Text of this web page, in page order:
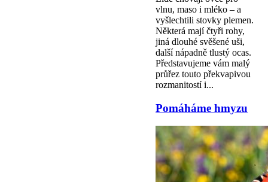
vlnu, maso i mléko – a
vyšlechtili stovky plemen.
Některá mají čtyři rohy,
jiná dlouhé svěšené uši,
další nápadně tlustý ocas.
Představujeme vám malý
průřez touto překvapivou
rozmanitostí i...
Pomáháme hmyzu